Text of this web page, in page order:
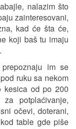
nalazim što
zainteresovani,
kad će šta će,
koji baš tu imaju
im se
ruku sa nekom
kesica od po 200
potplaćivanje,
očevi, doterani,
table gde piše